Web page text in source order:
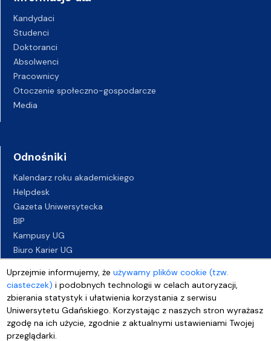
Uprzejmie informujemy, żeużywamy plików cookie (tzw.
ciasteczek) i podobnych technologii w celach autoryzacji,
zbierania statystyk i ułatwienia korzystania z serwisu
Uniwersytetu Gdańskiego. Korzystając z naszych stron wyrażasz
zgodę na ich użycie, zgodnie z aktualnymi ustawieniami Twojej
przeglądarki.
Kandydaci
Studenci
Doktoranci
Absolwenci
Pracownicy
Otoczenie społeczno-gospodarcze
Media
Odnośniki
Kalendarz roku akademickiego
Helpdesk
Gazeta Uniwersytecka
BIP
Kampusy UG
Biuro Karier UG
Deklaracja dostępności